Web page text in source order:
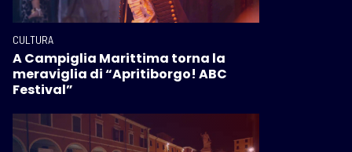
CULTURA
A Campiglia Marittima torna la
meraviglia di “Apritiborgo! ABC
Festival”